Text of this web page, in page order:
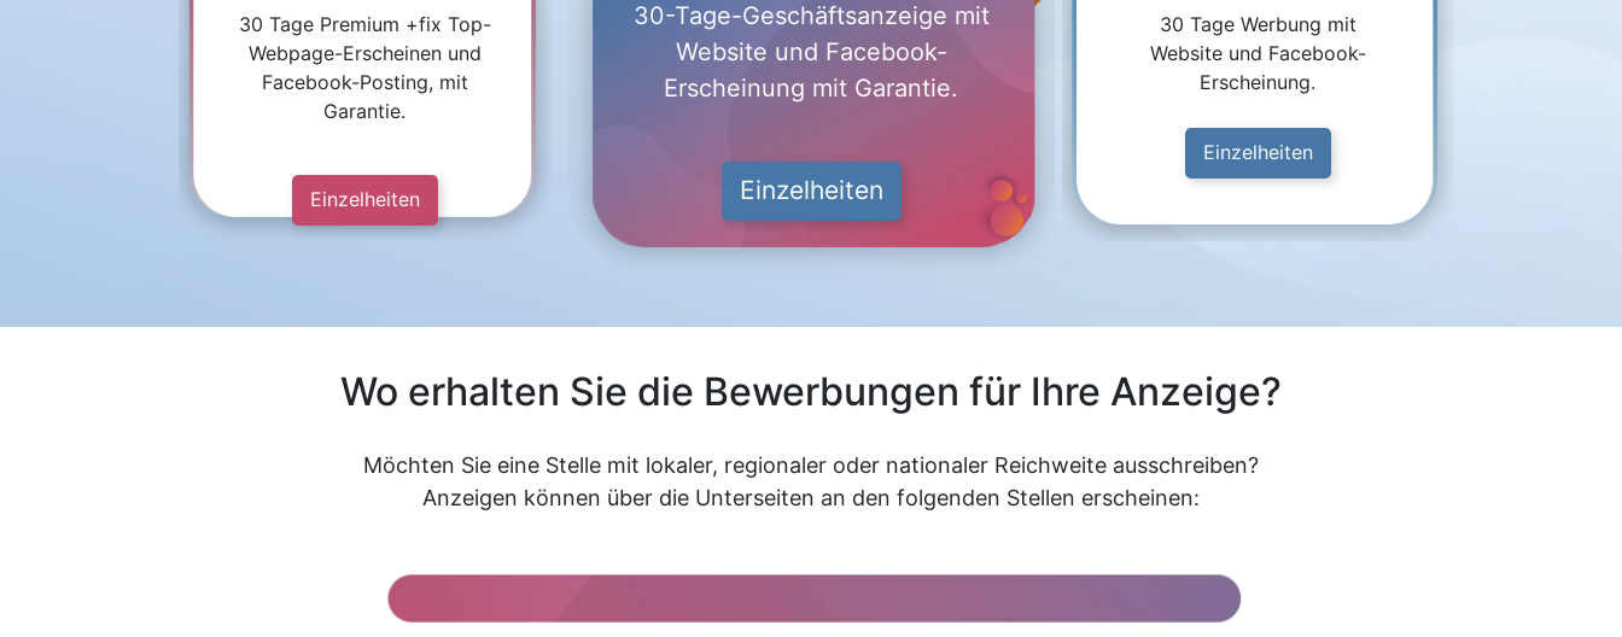
30 Tage Premium +fix Top-
Webpage-Erscheinen und
Facebook-Posting, mit
Garantie.
Einzelheiten
30-Tage-Geschäftsanzeige mit
Website und Facebook-
Erscheinung mit Garantie.
Einzelheiten
30 Tage Werbung mit
Website und Facebook-
Erscheinung.
Einzelheiten
Wo erhalten Sie die Bewerbungen für Ihre Anzeige?
Möchten Sie eine Stelle mit lokaler, regionaler oder nationaler Reichweite ausschreiben?
Anzeigen können über die Unterseiten an den folgenden Stellen erscheinen: